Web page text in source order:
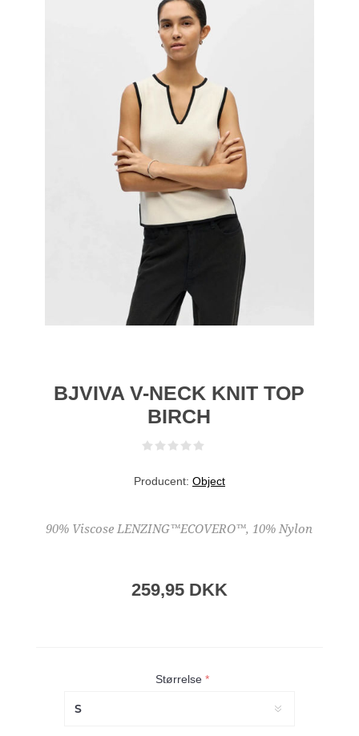
BJVIVA V-NECK KNIT TOP
BIRCH
Producent: Object
90% Viscose LENZING™ECOVERO™, 10% Nylon
259,95 DKK
Størrelse*